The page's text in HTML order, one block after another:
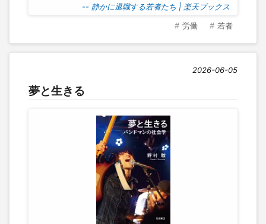
-- 静かに退職する若者たち | 楽天ブックス
労働 若者
2026-06-05
夢と生きる